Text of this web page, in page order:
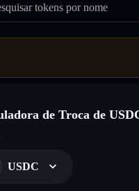
tokens por nome
de Troca de
USDC